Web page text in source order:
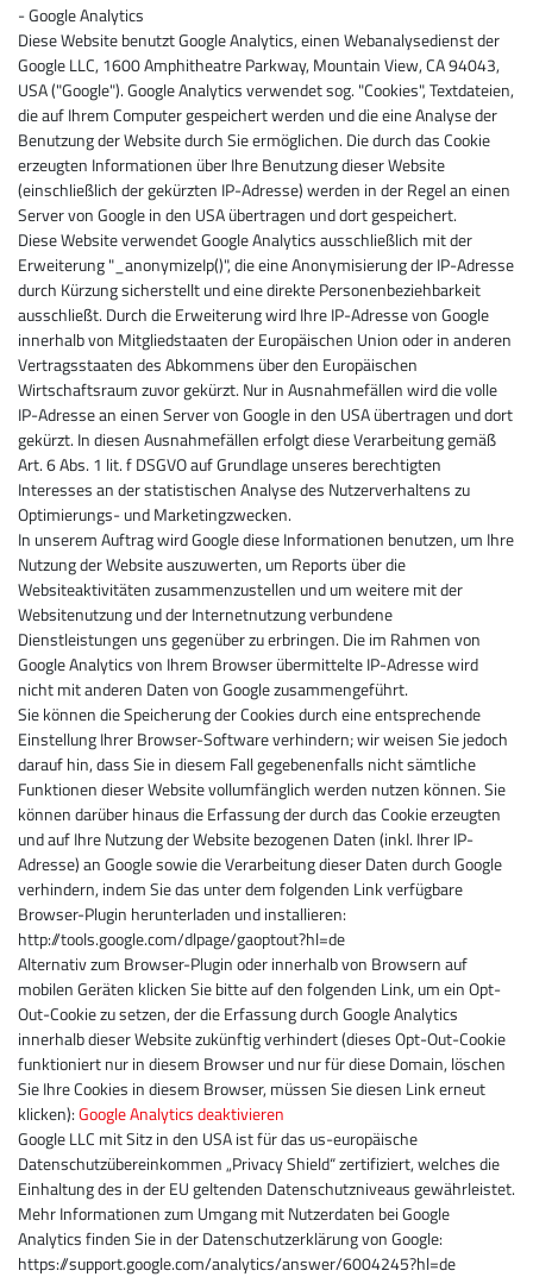
- Google Analytics
Diese Website benutzt Google Analytics, einen Webanalysedienst der
Google LLC, 1600 Amphitheatre Parkway, Mountain View, CA 94043,
USA ("Google"). Google Analytics verwendet sog. "Cookies", Textdateien,
die auf Ihrem Computer gespeichert werden und die eine Analyse der
Benutzung der Website durch Sie ermöglichen. Die durch das Cookie
erzeugten Informationen über Ihre Benutzung dieser Website
(einschließlich der gekürzten IP-Adresse) werden in der Regel an einen
Server von Google in den USA übertragen und dort gespeichert.
Diese Website verwendet Google Analytics ausschließlich mit der
Erweiterung "_anonymizeIp()", die eine Anonymisierung der IP-Adresse
durch Kürzung sicherstellt und eine direkte Personenbeziehbarkeit
ausschließt. Durch die Erweiterung wird Ihre IP-Adresse von Google
innerhalb von Mitgliedstaaten der Europäischen Union oder in anderen
Vertragsstaaten des Abkommens über den Europäischen
Wirtschaftsraum zuvor gekürzt. Nur in Ausnahmefällen wird die volle
IP-Adresse an einen Server von Google in den USA übertragen und dort
gekürzt. In diesen Ausnahmefällen erfolgt diese Verarbeitung gemäß
Art. 6 Abs. 1 lit. f DSGVO auf Grundlage unseres berechtigten
Interesses an der statistischen Analyse des Nutzerverhaltens zu
Optimierungs- und Marketingzwecken.
In unserem Auftrag wird Google diese Informationen benutzen, um Ihre
Nutzung der Website auszuwerten, um Reports über die
Websiteaktivitäten zusammenzustellen und um weitere mit der
Websitenutzung und der Internetnutzung verbundene
Dienstleistungen uns gegenüber zu erbringen. Die im Rahmen von
Google Analytics von Ihrem Browser übermittelte IP-Adresse wird
nicht mit anderen Daten von Google zusammengeführt.
Sie können die Speicherung der Cookies durch eine entsprechende
Einstellung Ihrer Browser-Software verhindern; wir weisen Sie jedoch
darauf hin, dass Sie in diesem Fall gegebenenfalls nicht sämtliche
Funktionen dieser Website vollumfänglich werden nutzen können. Sie
können darüber hinaus die Erfassung der durch das Cookie erzeugten
und auf Ihre Nutzung der Website bezogenen Daten (inkl. Ihrer IP-
Adresse) an Google sowie die Verarbeitung dieser Daten durch Google
verhindern, indem Sie das unter dem folgenden Link verfügbare
Browser-Plugin herunterladen und installieren:
http://tools.google.com/dlpage/gaoptout?hl=de
Alternativ zum Browser-Plugin oder innerhalb von Browsern auf
mobilen Geräten klicken Sie bitte auf den folgenden Link, um ein Opt-
Out-Cookie zu setzen, der die Erfassung durch Google Analytics
innerhalb dieser Website zukünftig verhindert (dieses Opt-Out-Cookie
funktioniert nur in diesem Browser und nur für diese Domain, löschen
Sie Ihre Cookies in diesem Browser, müssen Sie diesen Link erneut
klicken):Google Analytics deaktivieren
Google LLC mit Sitz in den USA ist für das us-europäische
Datenschutzübereinkommen „Privacy Shield“ zertifiziert, welches die
Einhaltung des in der EU geltenden Datenschutzniveaus gewährleistet.
Mehr Informationen zum Umgang mit Nutzerdaten bei Google
Analytics finden Sie in der Datenschutzerklärung von Google:
https://support.google.com/analytics/answer/6004245?hl=de